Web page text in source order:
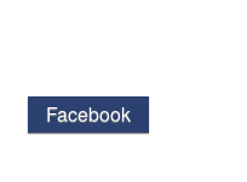
Facebook